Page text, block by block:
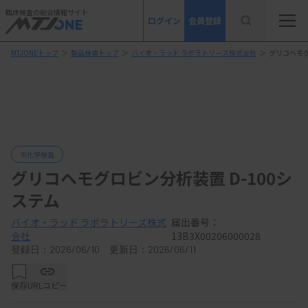
臨床検査の総合情報サイト
ログイン 会員登録
MTJONEトップ ＞ 製品検索トップ ＞ バイオ・ラッド ラボラトリーズ株式会社 ＞ グリコヘモ
生化学検査
グリコヘモグロビン分析装置 D-100シ
ステム
バイオ・ラッド ラボラトリーズ株式
会社
届出番号：
13B3X00206000028
登録日：2026/06/10 更新日：2026/06/11
保存URLコピー